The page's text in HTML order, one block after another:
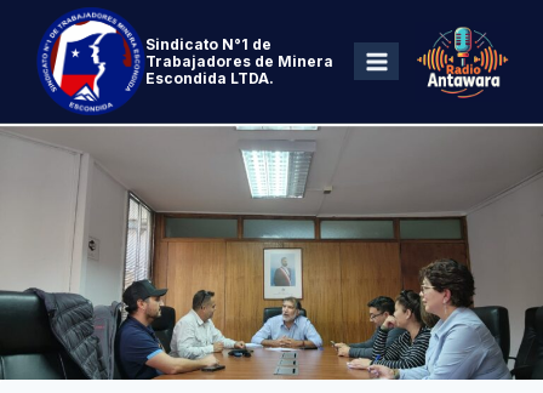
Sindicato N°1 de
Trabajadores de Minera
Escondida LTDA.